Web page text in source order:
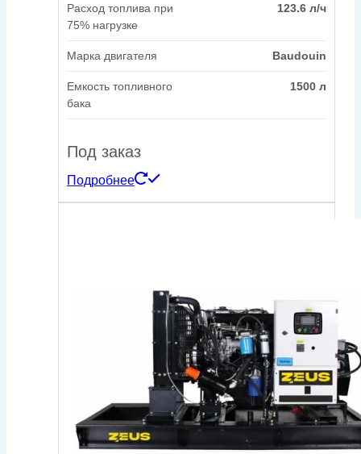
Расход топлива при
75% нагрузке
123.6 л/ч
Марка двигателя Baudouin
Емкость топливного
бака
1500 л
Под заказ
Подробнее